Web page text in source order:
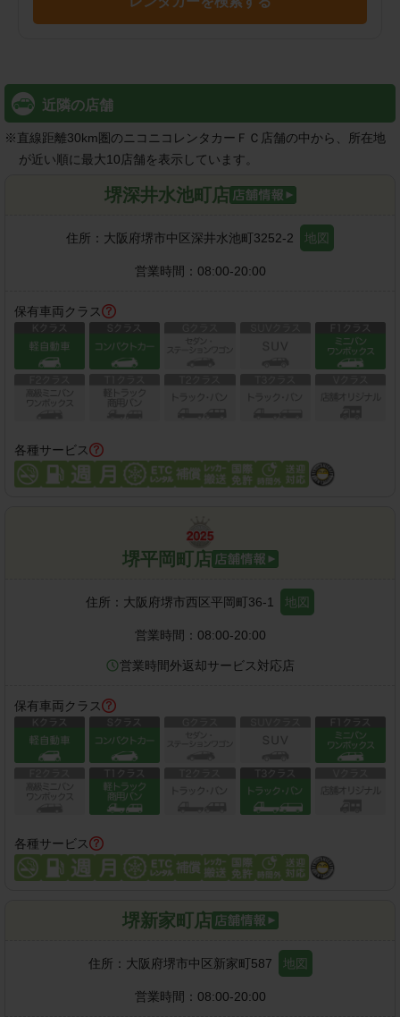
近隣の店舗
※直線距離30km圏のニコニコレンタカーＦＣ店舗の中から、所在地
が近い順に最大10店舗を表示しています。
堺深井水池町店
住所： 大阪府堺市中区深井水池町3252-2 地図
営業時間： 08:00-20:00
保有車両クラス
各種サービス
堺平岡町店
住所： 大阪府堺市西区平岡町36-1 地図
営業時間： 08:00-20:00
営業時間外返却サービス対応店
保有車両クラス
各種サービス
堺新家町店
住所： 大阪府堺市中区新家町587 地図
営業時間： 08:00-20:00